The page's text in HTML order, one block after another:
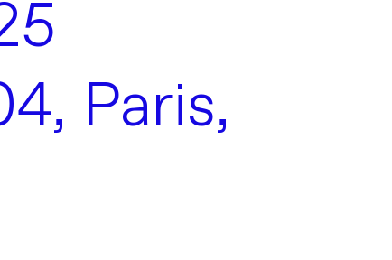
Paris,